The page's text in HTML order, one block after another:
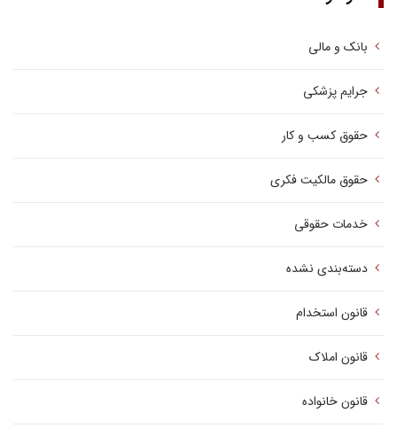
بانک و مالی
جرایم پزشکی
حقوق کسب‌ و کار
حقوق مالکیت فکری
خدمات حقوقی
دسته‌بندی نشده
قانون استخدام
قانون املاک
قانون خانواده